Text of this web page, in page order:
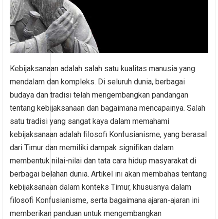
Kebijaksanaan adalah salah satu kualitas manusia yang
mendalam dan kompleks. Di seluruh dunia, berbagai
budaya dan tradisi telah mengembangkan pandangan
tentang kebijaksanaan dan bagaimana mencapainya. Salah
satu tradisi yang sangat kaya dalam memahami
kebijaksanaan adalah filosofi Konfusianisme, yang berasal
dari Timur dan memiliki dampak signifikan dalam
membentuk nilai-nilai dan tata cara hidup masyarakat di
berbagai belahan dunia. Artikel ini akan membahas tentang
kebijaksanaan dalam konteks Timur, khususnya dalam
filosofi Konfusianisme, serta bagaimana ajaran-ajaran ini
memberikan panduan untuk mengembangkan